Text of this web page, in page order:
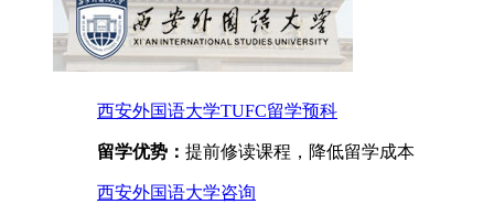
西安外国语大学TUFC留学预科
留学优势： 提前修读课程，降低留学成本
西安外国语大学咨询